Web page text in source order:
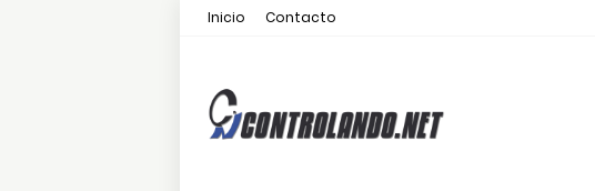
Inicio Contacto